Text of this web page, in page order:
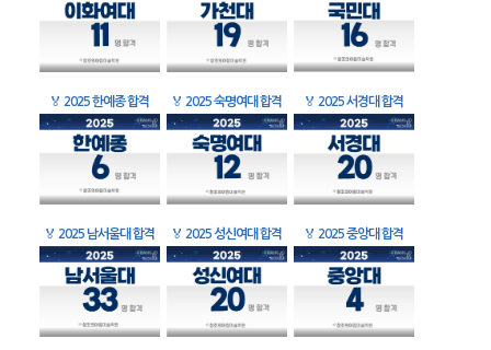
🏅 2025 한예종 합격 🏅 2025 숙명여대 합격 🏅 2025 서경대 합격
🏅 2025 남서울대 합격 🏅 2025 성신여대 합격 🏅 2025 중앙대 합격